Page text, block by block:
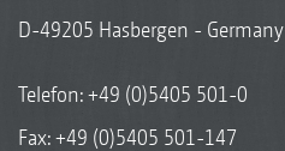
D-49205 Hasbergen - Germany
Telefon:+49 (0)5405 501-0
Fax: +49 (0)5405 501-147